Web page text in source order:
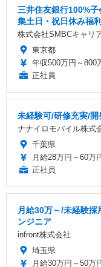
三井住友銀行100%
集土日・祝日休み福
株式会社SMBCキャリ
東京都
年収500万円～800
正社員
未経験可/研修充実/
ナナイロモバイル株式
千葉県
月給28万円～60万
正社員
月給30万～/未経験
ンジニア
infront株式会社
埼玉県
月給30万円～50万